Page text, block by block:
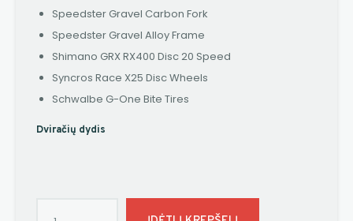
Speedster Gravel Carbon Fork
Speedster Gravel Alloy Frame
Shimano GRX RX400 Disc 20 Speed
Syncros Race X25 Disc Wheels
Schwalbe G-One Bite Tires
Dviračių dydis